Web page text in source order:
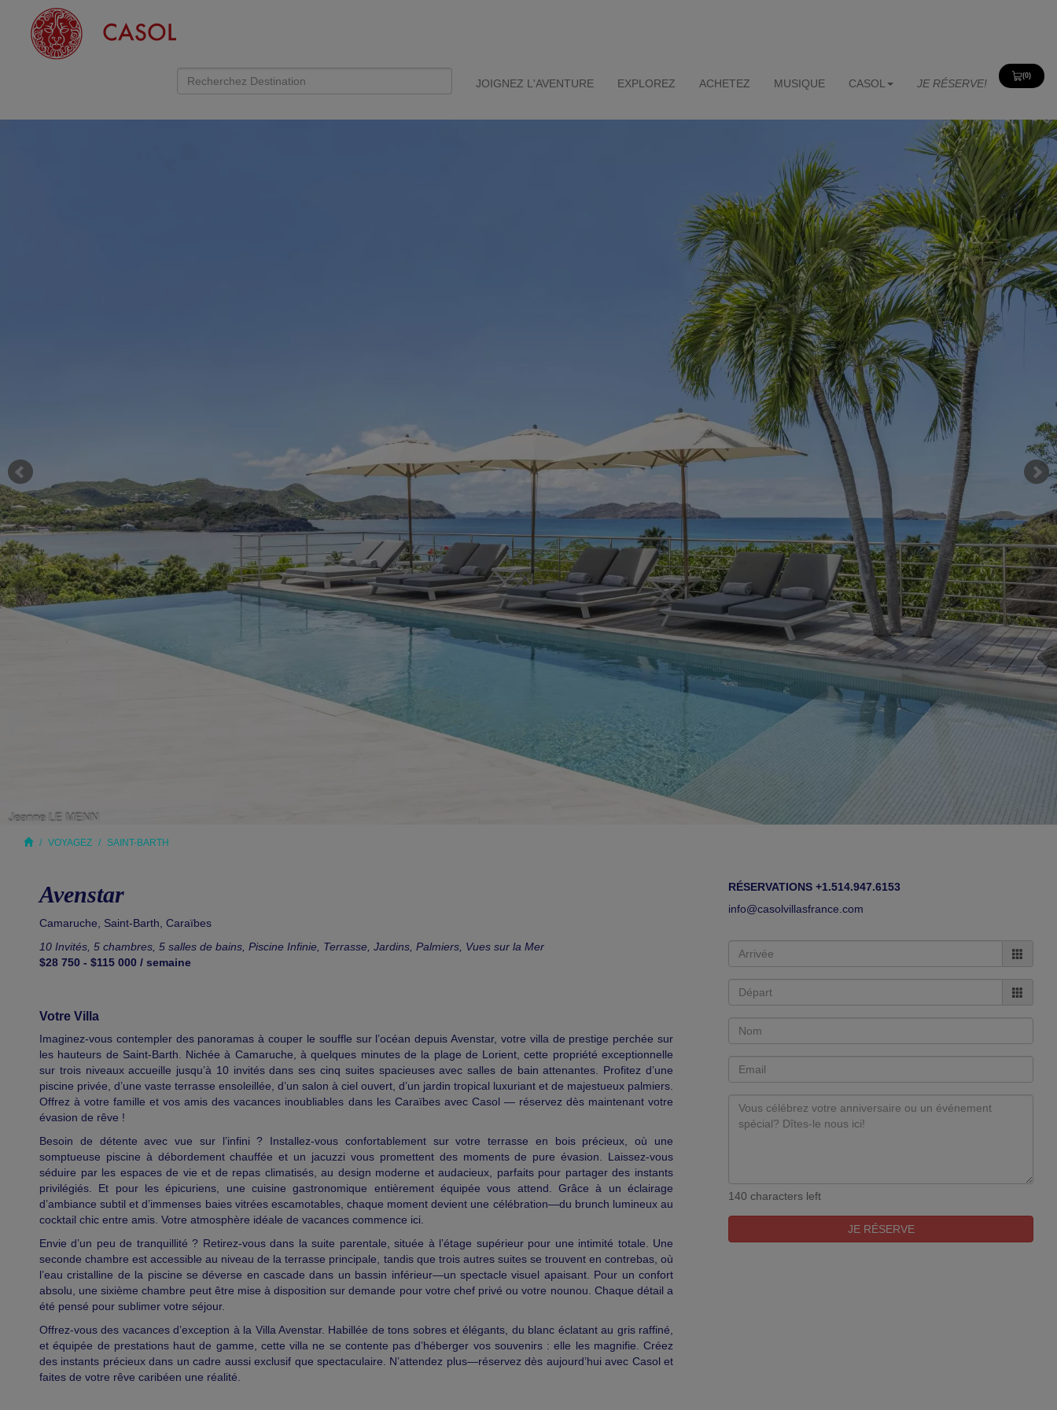
JOIGNEZ L'AVENTURE EXPLOREZ ACHETEZ MUSIQUE CASOL JE RÉSERVE!
(0)
View
Cart
VOYAGEZ SAINT-BARTH
Avenstar
Camaruche Saint-Barth Caraïbes
10 Invités, 5 chambres, 5 salles de bains, Piscine Infinie, Terrasse, Jardins, Palmiers, Vues sur la Mer
$28 750 - $115 000 / semaine
Votre Villa
Imaginez-vous contempler des panoramas à couper le souffle sur l’océan depuis Avenstar, votre villa de prestige perchée sur
les hauteurs de Saint-Barth. Nichée à Camaruche, à quelques minutes de la plage de Lorient, cette propriété exceptionnelle
sur trois niveaux accueille jusqu’à 10 invités dans ses cinq suites spacieuses avec salles de bain attenantes. Profitez d’une
piscine privée, d’une vaste terrasse ensoleillée, d’un salon à ciel ouvert, d’un jardin tropical luxuriant et de majestueux palmiers.
Offrez à votre famille et vos amis des vacances inoubliables dans les Caraïbes avec Casol — réservez dès maintenant votre
évasion de rêve !
Besoin de détente avec vue sur l’infini ? Installez-vous confortablement sur votre terrasse en bois précieux, où une
somptueuse piscine à débordement chauffée et un jacuzzi vous promettent des moments de pure évasion. Laissez-vous
séduire par les espaces de vie et de repas climatisés, au design moderne et audacieux, parfaits pour partager des instants
privilégiés. Et pour les épicuriens, une cuisine gastronomique entièrement équipée vous attend. Grâce à un éclairage
d’ambiance subtil et d’immenses baies vitrées escamotables, chaque moment devient une célébration—du brunch lumineux au
cocktail chic entre amis. Votre atmosphère idéale de vacances commence ici.
Envie d’un peu de tranquillité ? Retirez-vous dans la suite parentale, située à l’étage supérieur pour une intimité totale. Une
seconde chambre est accessible au niveau de la terrasse principale, tandis que trois autres suites se trouvent en contrebas, où
l’eau cristalline de la piscine se déverse en cascade dans un bassin inférieur—un spectacle visuel apaisant. Pour un confort
absolu, une sixième chambre peut être mise à disposition sur demande pour votre chef privé ou votre nounou. Chaque détail a
été pensé pour sublimer votre séjour.
Offrez-vous des vacances d’exception à la Villa Avenstar. Habillée de tons sobres et élégants, du blanc éclatant au gris raffiné,
et équipée de prestations haut de gamme, cette villa ne se contente pas d’héberger vos souvenirs : elle les magnifie. Créez
des instants précieux dans un cadre aussi exclusif que spectaculaire. N’attendez plus—réservez dès aujourd’hui avec Casol et
faites de votre rêve caribéen une réalité.
RÉSERVATIONS +1.514.947.6153
info@casolvillasfrance.com
140 characters left